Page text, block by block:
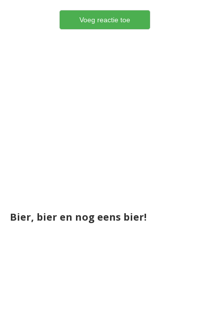
Bier, bier en nog eens bier!